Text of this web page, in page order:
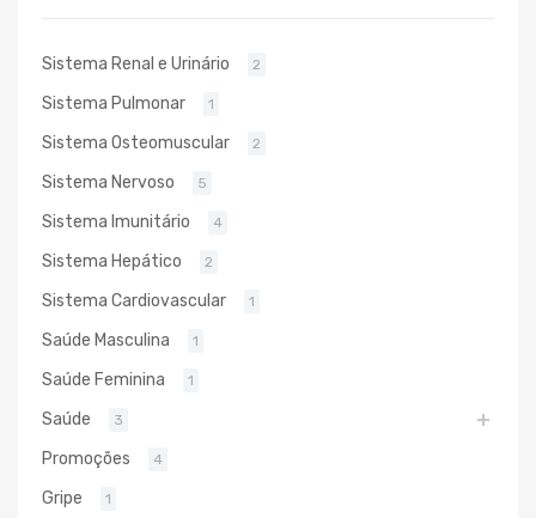
Sistema Renal e Urinário 2
Sistema Pulmonar 1
Sistema Osteomuscular 2
Sistema Nervoso 5
Sistema Imunitário 4
Sistema Hepático 2
Sistema Cardiovascular 1
Saúde Masculina 1
Saúde Feminina 1
Saúde 3
Promoções 4
Gripe 1